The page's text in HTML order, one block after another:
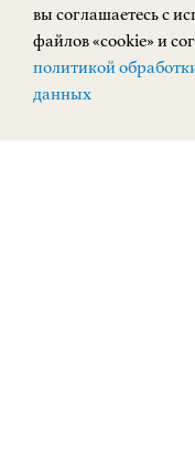
что портреты
сдержанные,
так просты как
вы соглашаетесь с
файлов «cookie» и
политикой
данных